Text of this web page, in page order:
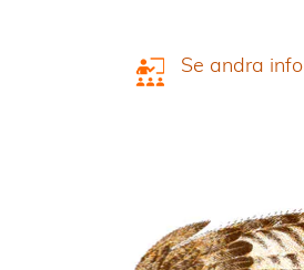
Se andra info